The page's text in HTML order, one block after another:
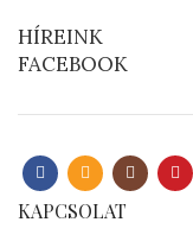
HÍREINK
FACEBOOK
KAPCSOLAT